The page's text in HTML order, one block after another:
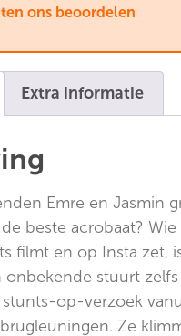
ons beoordelen
Extra informatie
Emre en Jasmin
beste acrobaat?
filmt en op Insta zet,
onbekende stuurt
op-verzoek
Ze